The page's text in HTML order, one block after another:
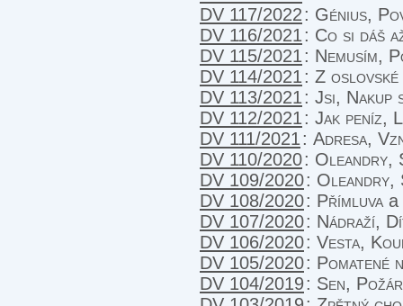
DV 117/2022: Génius,
DV 116/2021: Co si dáš
DV 115/2021: Nemusím,
DV 114/2021: Z oslovské
DV 113/2021: Jsi, Nakup
DV 112/2021: Jak peníz,
DV 111/2021: Adresa,
DV 110/2020: Oleandry,
DV 109/2020: Oleandry,
DV 108/2020: Přímluva a
DV 107/2020: Nádraží,
DV 106/2020: Vesta,
DV 105/2020: Pomatené
DV 104/2019: Sen,